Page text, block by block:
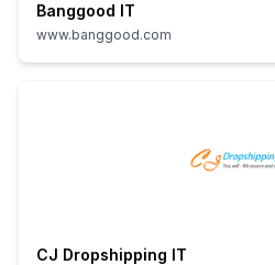
Banggood IT
www.banggood.com
CJ Dropshipping IT